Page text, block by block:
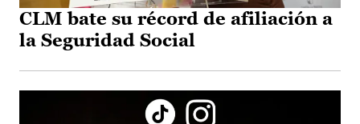
CLM bate su récord de afiliación a
la Seguridad Social